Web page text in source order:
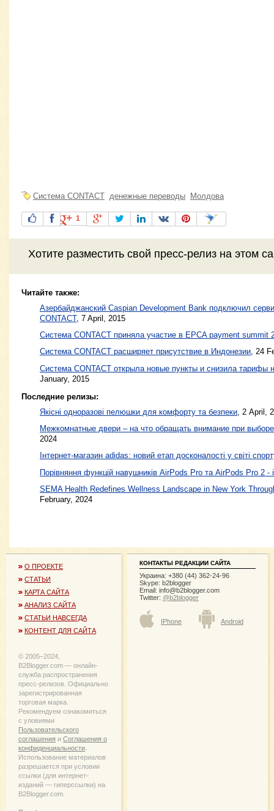
Система CONTACT денежные переводы Молдова
1
Хотите разместить свой пресс-релиз на этом
Читайте также:
Азербайджанский Caspian Development Bank подключил
CONTACT, 7 April, 2015
Система CONTACT приняла участие в EPCA payment summit
Система CONTACT расширяет присутствие в Индонезии, 24
Система CONTACT открыла новые пункты и снизила тарифы
January, 2015
Последние релизы:
Якісні одноразові пелюшки для комфорту та безпеки , 2 April,
Межкомнатные двери – на что обращать внимание при
2024
Інтернет-магазин adidas: новий етап досконалості у світі
Порівняння функцій навушників AirPods Pro та AirPods Pro 2 -
SEMA Health Redefines Wellness Landscape in New York
February, 2024
О ПРОЕКТЕ
СТАТЬИ
КАРТА САЙТА
АНАЛИЗ САЙТА
СТАТЬИ НАВСЕГДА
КОНТЕНТ ДЛЯ САЙТА
© 2005−2024,
B2Blogger.com — онлайн-
служба распространения
пресс-релизов. Официально
зарегистрированная
торговая марка.
Рекомендуем ознакомиться
с уловиями
Пользовательского
соглашения и Соглашения о
конфиденциальности
Использование материалов
разрешается при условии
ссылки (для интернет-
изданий — гиперссылки) на
B2Blogger.com.
КОНТАКТЫ РЕДАКЦИИ САЙТА
Украина: +380 (44) 362-24-96
Skype: b2blogger
Email: info@b2blogger.com
Twitter: @b2blogger
IPhone Android